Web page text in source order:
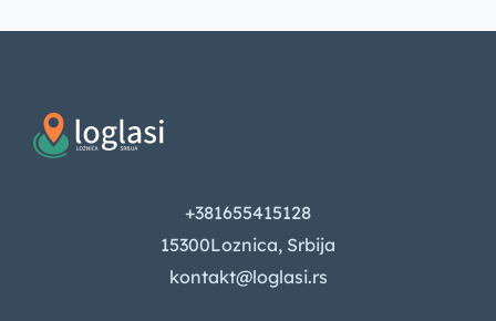
+381655415128
15300Loznica, Srbija
kontakt@loglasi.rs